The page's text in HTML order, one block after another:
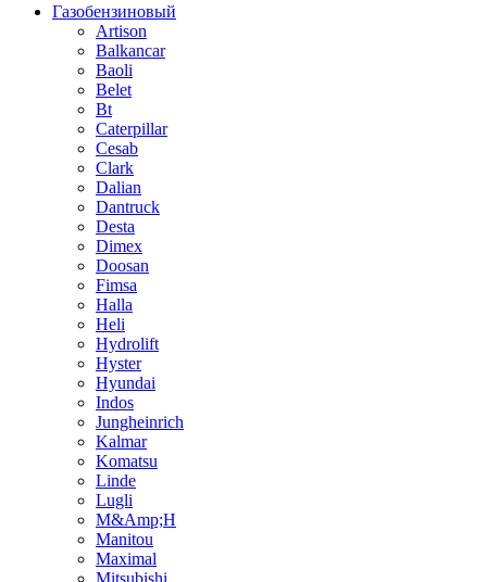
Газобензиновый
Artison
Balkancar
Baoli
Belet
Bt
Caterpillar
Cesab
Clark
Dalian
Dantruck
Desta
Dimex
Doosan
Fimsa
Halla
Heli
Hydrolift
Hyster
Hyundai
Indos
Jungheinrich
Kalmar
Komatsu
Linde
Lugli
M&Amp;H
Manitou
Maximal
Mitsubishi